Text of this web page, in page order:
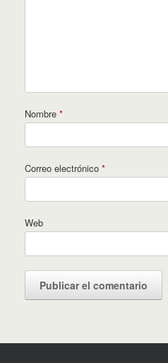
Nombre *
Correo electrónico *
Web